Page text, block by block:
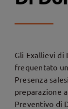
Gli Exallievi di
frequentato
Presenza
preparazione
Preventivo di